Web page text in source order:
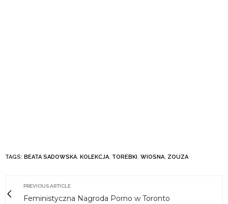
TAGS: BEATA SADOWSKA, KOLEKCJA, TOREBKI , WIOSNA, ZOUZA
PREVIOUS ARTICLE
Feministyczna Nagroda Porno w Toronto